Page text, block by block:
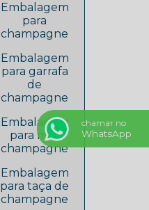
Embalagem
para
champagne
Embalagem
para garrafa
de
champagne
Embalagem
para mini
champagne
Embalagem
para taça de
champagne
chamar no
WhatsApp